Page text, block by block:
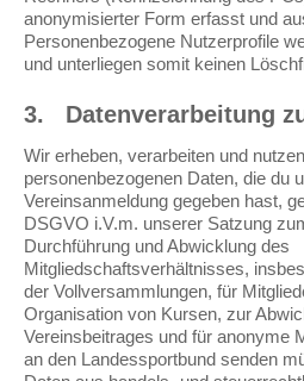
anonymisierter Form erfasst und
Personenbezogene Nutzerprofile
und unterliegen somit keinen
3. Datenverarbeitung
Wir erheben, verarbeiten und
personenbezogenen Daten, die du
Vereinsanmeldung gegeben hast,
DSGVO i.V.m. unserer Satzung
Durchführung und Abwicklung des
Mitgliedschaftsverhältnisses,
der Vollversammlungen, für
Organisation von Kursen, zur
Vereinsbeitrages und für anonyme
an den Landessportbund senden